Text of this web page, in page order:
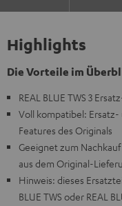
Highlights
Die Vorteile im
REAL BLUE TWS 3
Voll kompatibel:
Features des Originals
Geeignet zum
aus dem Original-
Hinweis: dieses
BLUE TWS oder REAL